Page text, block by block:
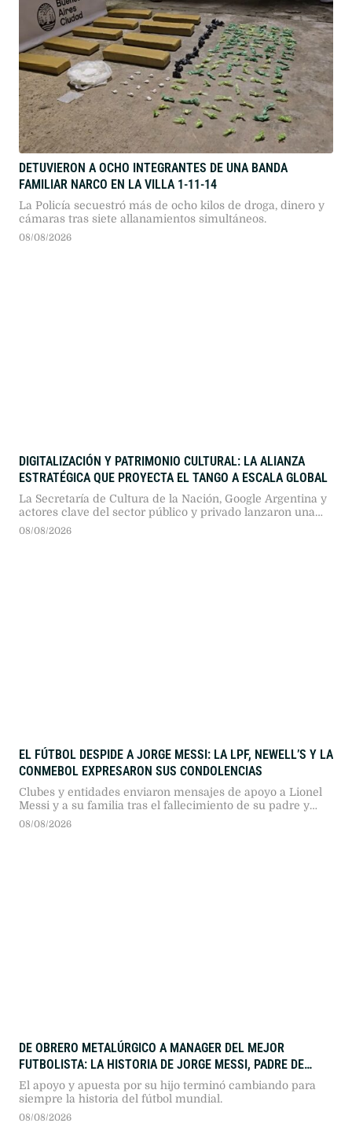
DETUVIERON A OCHO INTEGRANTES DE UNA BANDA
FAMILIAR NARCO EN LA VILLA 1-11-14
La Policía secuestró más de ocho kilos de droga, dinero y
cámaras tras siete allanamientos simultáneos.
08/08/2026
DIGITALIZACIÓN Y PATRIMONIO CULTURAL: LA ALIANZA
ESTRATÉGICA QUE PROYECTA EL TANGO A ESCALA GLOBAL
La Secretaría de Cultura de la Nación, Google Argentina y
actores clave del sector público y privado lanzaron una
plataforma interactiva con 50 historias digitales para
08/08/2026
EL FÚTBOL DESPIDE A JORGE MESSI: LA LPF, NEWELL’S Y LA
CONMEBOL EXPRESARON SUS CONDOLENCIAS
Clubes y entidades enviaron mensajes de apoyo a Lionel
Messi y a su familia tras el fallecimiento de su padre y
representante en Rosario.
08/08/2026
DE OBRERO METALÚRGICO A MANAGER DEL MEJOR
FUTBOLISTA: LA HISTORIA DE JORGE MESSI, PADRE DE
LIONEL
El apoyo y apuesta por su hijo terminó cambiando para
siempre la historia del fútbol mundial.
08/08/2026